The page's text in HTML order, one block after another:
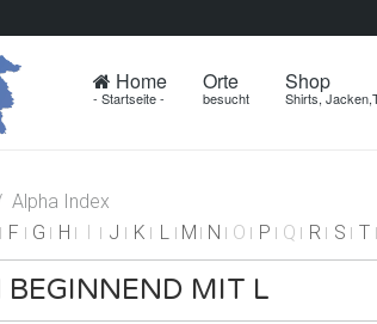
Home
- Startseite -
Orte
besucht
Shop
Shirts,
Alpha Index
F G H I J K L M N O P Q R S T
BEGINNEND MIT L